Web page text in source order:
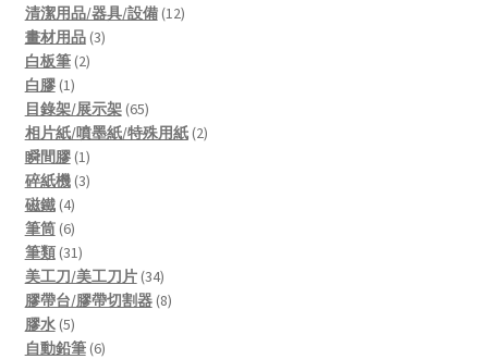
products
清潔用品/器具/設備 1212
畫材用品 33
白板筆 22
白膠 11
product
目錄架/展示架 6565
products
相片紙/噴墨紙/特殊用紙 22
瞬間膠 11
product
碎紙機 33
磁鐵 44
products
筆筒 66
products
筆類 3131
products
美工刀/美工刀片 3434
products
膠帶台/膠帶切割器 88
膠水 55
products
自動鉛筆 66